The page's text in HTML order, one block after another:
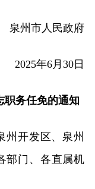
泉州市人民政府
2025年6月30日
职务任免的通知
州开发区、泉州
部门、各直属机